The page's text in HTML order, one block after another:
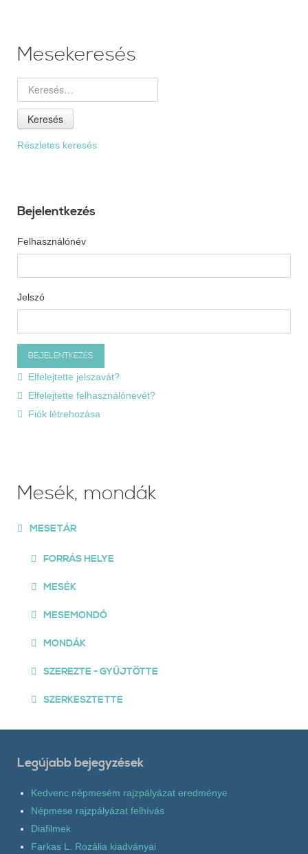
Mesekeresés
Keresés
Részletes keresés
Bejelentkezés
Felhasználónév
Jelszó
Elfelejtette jelszavát?
Elfelejtette felhasználónevét?
Fiók létrehozása
Mesék, mondák
MESETÁR
FORRÁS HELYE
MESÉK
MESEMONDÓ
MONDÁK
SZEREZTE - GYŰJTÖTTE
SZERKESZTETTE
Legújabb bejegyzések
Kedvenc népmesém rajzpályázat eredménye
Népmese rajzpályázat felhívás
Diafilmek
Farkas L. Rozália kiadványai